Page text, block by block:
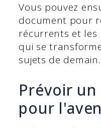
Vous pouvez
document pour
récurrents et les
qui se
sujets de demain.
Prévoir
pour